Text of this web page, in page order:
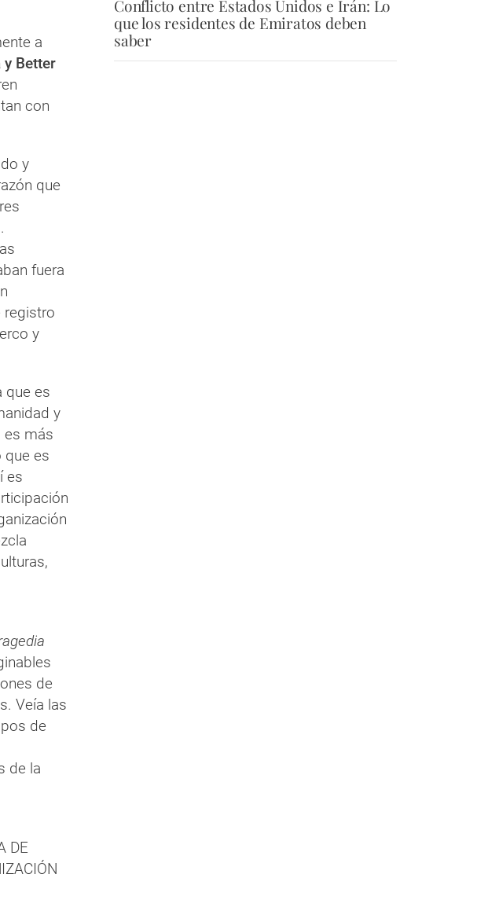
a
y Better
con
y
que
fuera
registro
y
que es
y
es más
que es
es
de
Veía las
de
de la
DE
Conflicto entre Estados Unidos e Irán: Lo
que los residentes de Emiratos deben
saber